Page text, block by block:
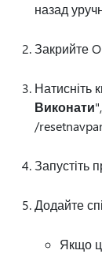
назад
Закрийте
Натисніть
Виконати
/
Запустіть
Додайте
Якщо